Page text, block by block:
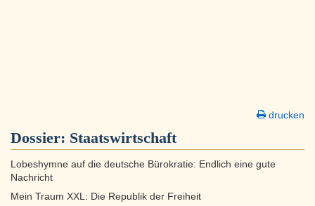
drucken
Dossier: Staatswirtschaft
Lobeshymne auf die deutsche Bürokratie: Endlich eine gute
Nachricht
Mein Traum XXL: Die Republik der Freiheit